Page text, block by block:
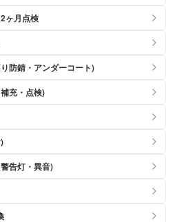
ヶ月点検
防錆・アンダーコート)
充・点検)
告灯・異音)